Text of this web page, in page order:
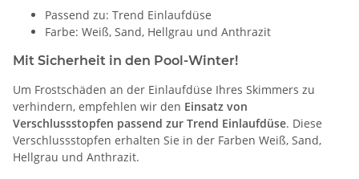
Passend zu: Trend Einlaufdüse
Farbe: Weiß, Sand, Hellgrau und Anthrazit
Mit Sicherheit in den Pool-Winter!
Um Frostschäden an der Einlaufdüse Ihres Skimmers zu
verhindern, empfehlen wir den Einsatz von
Verschlussstopfen passend zur Trend Einlaufdüse. Diese
Verschlussstopfen erhalten Sie in der Farben Weiß, Sand,
Hellgrau und Anthrazit.